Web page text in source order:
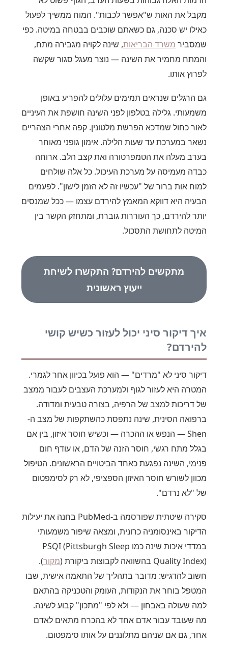
מקבל את האות ש"אפשר לכבות". המוח ממשיך לפעול
כאילו יש סכנה, גם כשאתם שוכבים בבטחה במיטה. כפי
שמסביר משרד הבריאות, שינה לקויה מגבירה מתח,
והמתח מחמיר את השינה — נוצר מעגל סגור שקשה
לפרוץ אותו.
גם הרגלים שנראים תמימים עלולים להפריע באופן
משמעותי. גלילה בטלפון לפני השינה חושפת את העיניים
לאור כחול שמדכא הפרשת מלטונין. קפה אחרי הצהריים
נשאר במערכת עד שעות הלילה. אימון גופני מאוחר
בערב מעלה את הטמפרטורה ואת קצב הלב. ארוחה
כבדה מעמיסה על מערכת העיכול. כל אלה שולחים
למוח אות ברור של "עכשיו זה לא הזמן לישון". לפעמים
הבעיה היא דווקא המאמץ להירדם עצמו — ככל שמנסים
יותר להירדם, כך העוררות גוברת, ומתחזק הקשר בין
המיטה לתחושת התסכול.
מתקשים להירדם? התקשרו לשיחת
ייעוץ ראשונית
איך דיקור סיני יכול לעזור כשיש קושי
להירדם?
דיקור סיני לא "מרדים" — הוא פועל בכיוון אחר לגמרי.
המטרה היא לעזור לגוף ולמערכת העצבים לעבור ממצב
של דריכות למצב של הרפיה, בצורה טבעית ומדודה.
ברפואה הסינית, שינה נתפסת כהשתקפות של מצב ה-
Shen — הנפש או ההכרה — וכשיש חוסר איזון, בין אם
בגלל מתח רגשי, חוסר הזנה של הדם, או עודף חום
פנימי, השינה נפגעת כאחד הביטויים הראשונים. הטיפול
מכוון לשורש חוסר האיזון הספציפי, לא רק לסימפטום
של "לא נרדם".
סקירה שיטתית שפורסמה ב-PubMed בחנה את יעילות
הדיקור באינסומניה כרונית, ומצאה שיפור משמעותי
במדדי איכות שינה כמו PSQI (Pittsburgh Sleep
Quality Index) בהשוואה לקבוצות ביקורת (
מקור).
חשוב להדגיש: מדובר בתהליך של התאמה אישית, שבו
המטפל בוחר את הנקודות, העומק והטכניקה בהתאם
למה שעולה באבחון — ולא לפי "מתכון" קבוע לשינה.
מה שעובד עבור אדם אחד לא בהכרח מתאים לאדם
אחר, גם אם שניהם מתלוננים על אותו סימפטום.